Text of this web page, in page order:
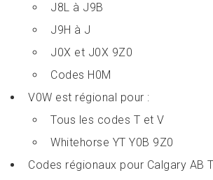
J8L à J9B
J9H à J
J0X et J0X 9Z0
Codes H0M
V0W est régional pour :
Tous les codes T et V
Whitehorse YT Y0B 9Z0
Codes régionaux pour Calgary AB